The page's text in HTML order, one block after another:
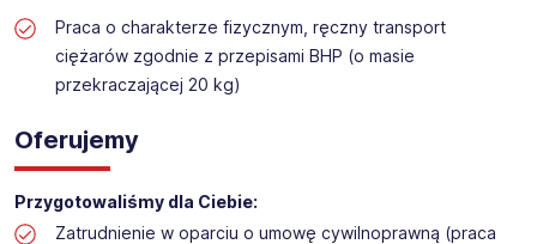
Praca o charakterze fizycznym, ręczny transport
ciężarów zgodnie z przepisami BHP (o masie
przekraczającej 20 kg)
Oferujemy
Przygotowaliśmy dla Ciebie:
Zatrudnienie w oparciu o umowę cywilnoprawną (praca